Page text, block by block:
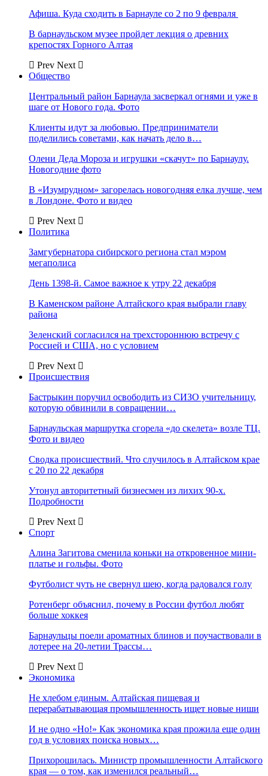
Афиша. Куда сходить в Барнауле со 2 по 9 февраля
В барнаульском музее пройдет лекция о древних
крепостях Горного Алтая
Prev Next
Общество
Центральный район Барнаула засверкал огнями и уже в
шаге от Нового года. Фото
Клиенты идут за любовью. Предприниматели
поделились советами, как начать дело в…
Олени Деда Мороза и игрушки «скачут» по Барнаулу.
Новогодние фото
В «Изумрудном» загорелась новогодняя елка лучше, чем
в Лондоне. Фото и видео
Prev Next
Политика
Замгубернатора сибирского региона стал мэром
мегаполиса
День 1398-й. Самое важное к утру 22 декабря
В Каменском районе Алтайского края выбрали главу
района
Зеленский согласился на трехстороннюю встречу с
Россией и США, но с условием
Prev Next
Происшествия
Бастрыкин поручил освободить из СИЗО учительницу,
которую обвинили в совращении…
Барнаульская маршрутка сгорела «до скелета» возле ТЦ.
Фото и видео
Сводка происшествий. Что случилось в Алтайском крае
с 20 по 22 декабря
Утонул авторитетный бизнесмен из лихих 90-х.
Подробности
Prev Next
Спорт
Алина Загитова сменила коньки на откровенное мини-
платье и гольфы. Фото
Футболист чуть не свернул шею, когда радовался голу
Ротенберг объяснил, почему в России футбол любят
больше хоккея
Барнаульцы поели ароматных блинов и поучаствовали в
лотерее на 20-летии Трассы…
Prev Next
Экономика
Не хлебом единым. Алтайская пищевая и
перерабатывающая промышленность ищет новые ниши
И не одно «Но!» Как экономика края прожила еще один
год в условиях поиска новых…
Прихорошилась. Министр промышленности Алтайского
края — о том, как изменился реальный…